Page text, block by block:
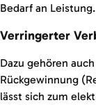
Bedarf an Leistung.
Verringerter
Dazu gehören
Rückgewinnung
lässt sich zum